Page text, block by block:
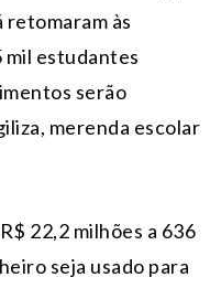
retomaram às
mil estudantes
serão
merenda escolar
22,2 milhões a 636
seja usado para